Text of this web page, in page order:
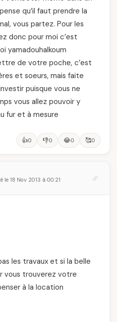
qu’il faut prendre la
vous partez. Pour les
donc pour moi c’est
yamadouhalkoum
de votre poche, c’est
et soeurs, mais faite
puisque vous ne
vous allez pouvoir y
fur et à mesure
👍0 👎0 😂0 🥰0
le 18 Nov 2013 à 00:21
les travaux et si la belle
vous trouverez votre
à la location